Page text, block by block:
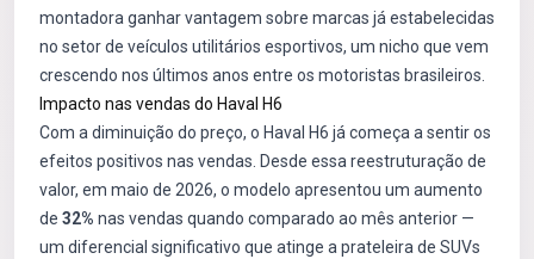
montadora ganhar vantagem sobre marcas já estabelecidas
no setor de veículos utilitários esportivos, um nicho que vem
crescendo nos últimos anos entre os motoristas brasileiros.
Impacto nas vendas do Haval H6
Com a diminuição do preço, o Haval H6 já começa a sentir os
efeitos positivos nas vendas. Desde essa reestruturação de
valor, em maio de 2026, o modelo apresentou um aumento
de 32% nas vendas quando comparado ao mês anterior —
um diferencial significativo que atinge a prateleira de SUVs